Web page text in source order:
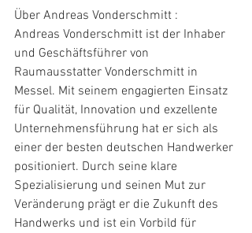
Über Andreas Vonderschmitt :
Andreas Vonderschmitt ist der Inhaber
und Geschäftsführer von
Raumausstatter Vonderschmitt in
Messel. Mit seinem engagierten Einsatz
für Qualität, Innovation und exzellente
Unternehmensführung hat er sich als
einer der besten deutschen Handwerker
positioniert. Durch seine klare
Spezialisierung und seinen Mut zur
Veränderung prägt er die Zukunft des
Handwerks und ist ein Vorbild für